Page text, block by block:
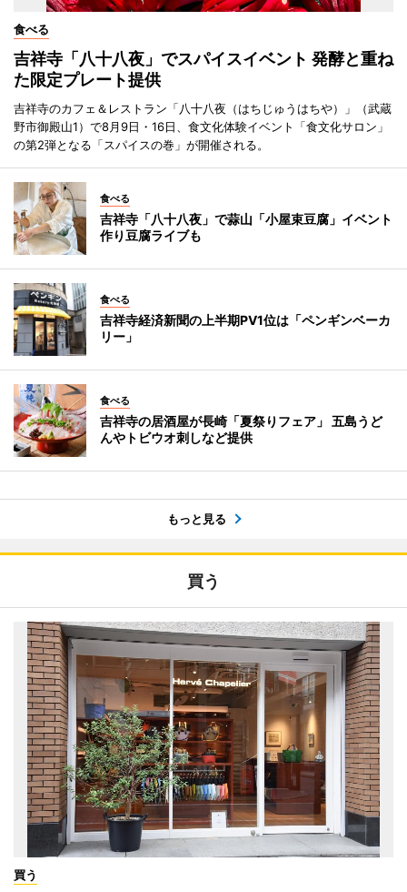
食べる
吉祥寺「八十八夜」でスパイスイベント 発酵と重ね
た限定プレート提供
吉祥寺のカフェ＆レストラン「八十八夜（はちじゅうはちや）」（武蔵
野市御殿山1）で8月9日・16日、食文化体験イベント「食文化サロン」
の第2弾となる「スパイスの巻」が開催される。
食べる
吉祥寺「八十八夜」で蒜山「小屋束豆腐」イベント
作り豆腐ライブも
食べる
吉祥寺経済新聞の上半期PV1位は「ペンギンベーカ
リー」
食べる
吉祥寺の居酒屋が長崎「夏祭りフェア」 五島うど
んやトビウオ刺しなど提供
もっと見る
買う
買う